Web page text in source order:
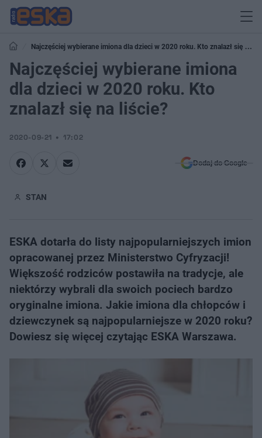
Najczęściej wybierane imiona dla dzieci w 2020 roku. Kto znalazł się na
liście?
Najczęściej wybierane imiona
dla dzieci w 2020 roku. Kto
znalazł się na liście?
2020-09-21 17:02
Dodaj do Google
STAN
ESKA dotarła do listy najpopularniejszych imion
opracowanej przez Ministerstwo Cyfryzacji!
Większość rodziców postawiła na tradycje, ale
niektórzy wybrali dla swoich pociech bardzo
oryginalne imiona. Jakie imiona dla chłopców i
dziewczynek są najpopularniejsze w 2020 roku?
Dowiesz się więcej czytając ESKA Warszawa.